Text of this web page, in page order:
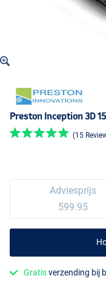
Preston Inception 3D
(15
Adviesprijs
599.95
Gratisverzending bij